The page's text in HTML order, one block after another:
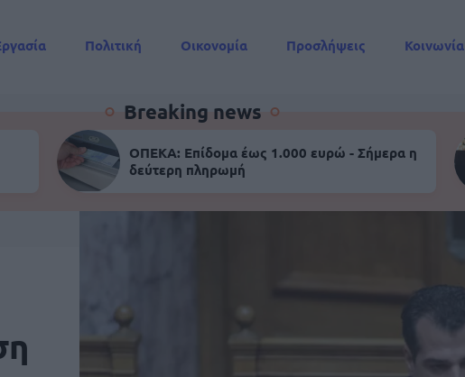
Πολιτική Οικονομία Προσλήψεις Κοινωνία
Breaking news
ΟΠΕΚΑ: Επίδομα έως 1.000 ευρώ - Σήμερα η
δεύτερη πληρωμή